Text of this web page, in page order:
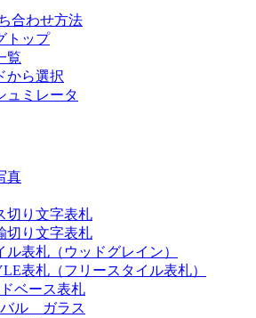
合わせ方法
トップ
覧
から選択
ュミレータ
真
切り文字表札
切り文字表札
ル表札（ウッドグレイン）
表札（フリースタイル表札）
ベース表札
バル ガラス